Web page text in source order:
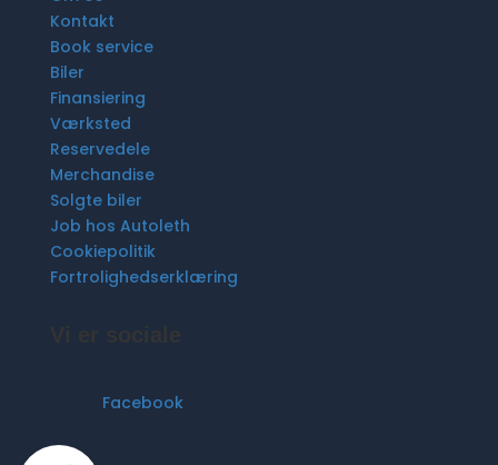
Kontakt
Book service
Biler
Finansiering
Værksted
Reservedele
Merchandise
Solgte biler
Job hos Autoleth
Cookiepolitik
Fortrolighedserklæring
Facebook